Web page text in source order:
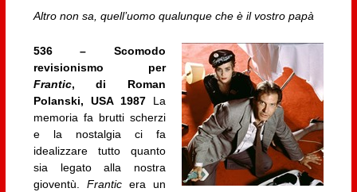
Altro non sa, quell’uomo qualunque che è il vostro papà
536 – Scomodo
revisionismo per
Frantic, di Roman
Polanski, USA 1987 La
memoria fa brutti scherzi
e la nostalgia ci fa
idealizzare tutto quanto
sia legato alla nostra
gioventù. Franticera un